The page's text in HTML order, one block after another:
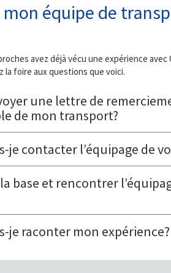
mon équipe de
avez déjà vécu une expérience
la foire aux questions que voici.
une lettre de
de mon transport?
je contacter l’équipage de
base et rencontrer
je raconter mon expérience?